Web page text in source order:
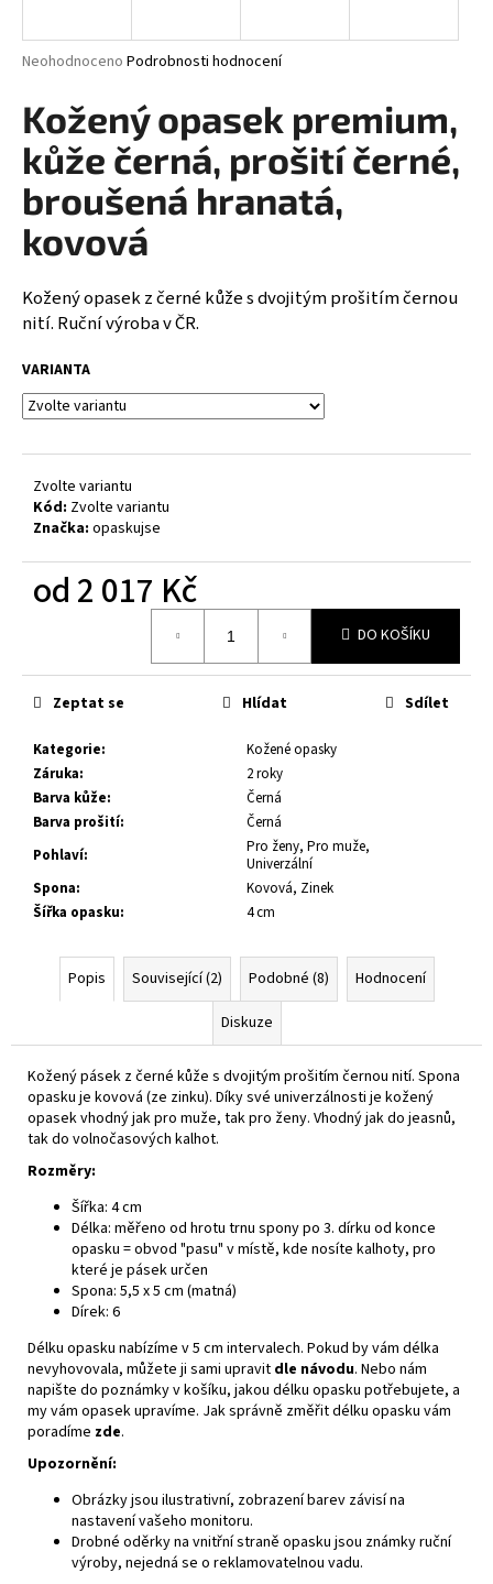
Průměrné
produktu
je
0,0
5
hvězdiček.
Neohodnoceno Podrobnosti hodnocení
Kožený opasek premium,
kůže černá, prošití černé,
broušená hranatá,
kovová
Kožený opasek z černé kůže s dvojitým prošitím černou
nití. Ruční výroba v ČR.
VARIANTA
Zvolte variantu
Kód: Zvolte variantu
Značka: opaskujse
od2 017 Kč
DO KOŠÍKU
Kategorie:
Kožené opasky
Záruka:
2 roky
Barva kůže:
Černá
Barva prošití:
Černá
Pohlaví:
Pro ženy, Pro muže,
Univerzální
Spona:
Kovová, Zinek
Šířka opasku: 4 cm
Zeptat se Hlídat Sdílet
Popis Související (2) Podobné (8)
Hodnocení
Diskuze
Kožený pásek z černé kůže s dvojitým prošitím černou nití. Spona
opasku je kovová (ze zinku). Díky své univerzálnosti je kožený
opasek vhodný jak pro muže, tak pro ženy. Vhodný jak do jeasnů,
tak do volnočasových kalhot.
Rozměry:
Šířka: 4 cm
Délka: měřeno od hrotu trnu spony po 3. dírku od konce
opasku = obvod "pasu" v místě, kde nosíte kalhoty, pro
které je pásek určen
Spona: 5,5 x 5 cm (matná)
Dírek: 6
Délku opasku nabízíme v 5 cm intervalech. Pokud by vám délka
nevyhovovala, můžete ji sami upravit dle návodu. Nebo nám
napište do poznámky v košíku, jakou délku opasku potřebujete, a
my vám opasek upravíme. Jak správně změřit délku opasku vám
poradíme zde.
Upozornění:
Obrázky jsou ilustrativní, zobrazení barev závisí na
nastavení vašeho monitoru.
Drobné oděrky na vnitřní straně opasku jsou známky ruční
výroby, nejedná se o reklamovatelnou vadu.
j
t
?
HLEDAT
o
p
o
r
u
e
m
KOŽENÝ
OPASEK,
SPONA
BROUŠENÁ
HRANATÁ,
KOVOVÁ
080
Kč